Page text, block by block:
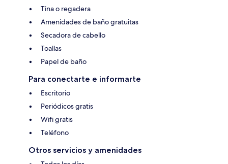
Tina o regadera
Amenidades de baño gratuitas
Secadora de cabello
Toallas
Papel de baño
Para conectarte e informarte
Escritorio
Periódicos gratis
Wifi gratis
Teléfono
Otros servicios y amenidades